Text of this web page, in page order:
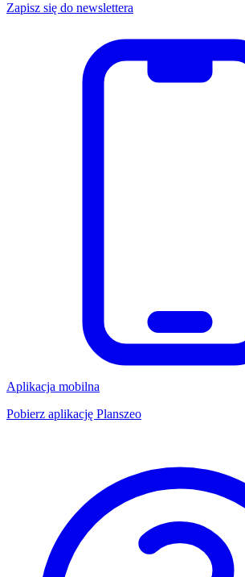
Zapisz się do newslettera
Aplikacja mobilna
Pobierz aplikację Planszeo